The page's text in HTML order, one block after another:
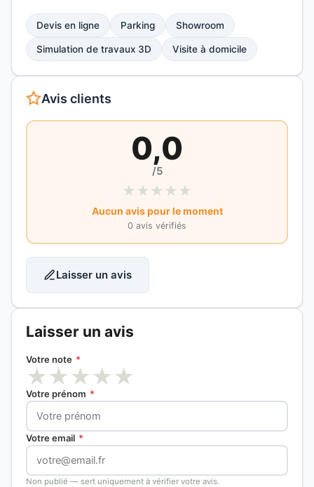
Devis en ligne Parking Showroom
Simulation de travaux 3D Visite à domicile
Avis clients
0,0
/5
★ ★ ★ ★ ★
Aucun avis pour le moment
0 avis vérifiés
Laisser un avis
Laisser un avis
Votre note *
★★★★★
Votre prénom *
Votre email *
Non publié — sert uniquement à vérifier votre avis.